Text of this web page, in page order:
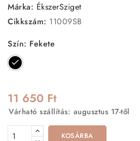
Márka: ÉkszerSziget
Cikkszám: 11009SB
Szín: Fekete
Fekete
11 650 Ft
Várható szállítás: augusztus 17-től
KOSÁRBA